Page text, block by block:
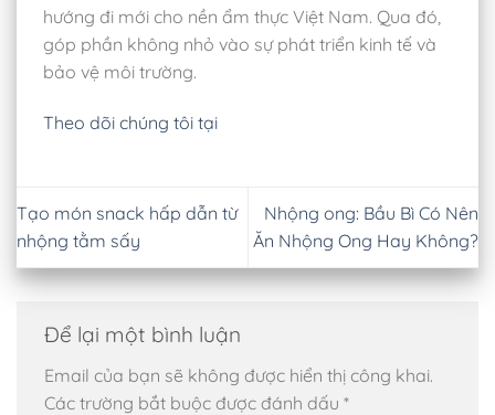
hướng đi mới cho nền ẩm thực Việt Nam. Qua đó,
góp phần không nhỏ vào sự phát triển kinh tế và
bảo vệ môi trường.
Theo dõi chúng tôi tại
Tạo món snack hấp dẫn từ
nhộng tằm sấy
Nhộng ong: Bầu Bì Có Nên
Ăn Nhộng Ong Hay Không?
Để lại một bình luận
Email của bạn sẽ không được hiển thị công khai.
Các trường bắt buộc được đánh dấu *